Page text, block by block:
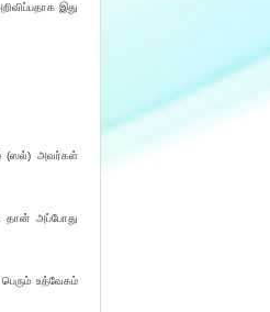
இது
(ஸல்) அவர்கள்
தான் அப்போது
உத்வேகம்